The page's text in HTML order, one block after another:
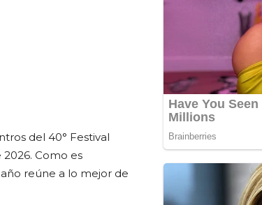
del 40° Festival
Como es
reúne a lo mejor de